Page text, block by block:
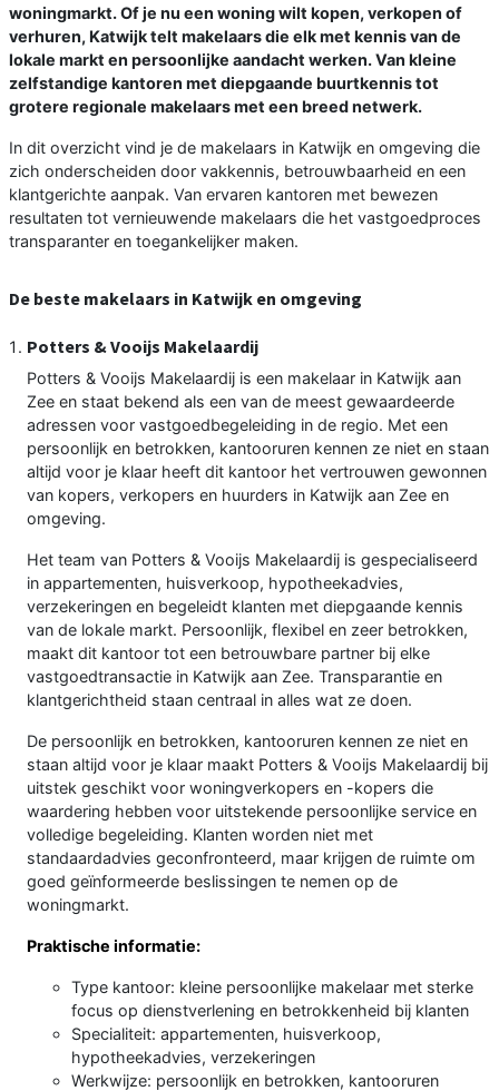
woningmarkt. Of je nu een woning wilt kopen, verkopen of
verhuren, Katwijk telt makelaars die elk met kennis van de
lokale markt en persoonlijke aandacht werken. Van kleine
zelfstandige kantoren met diepgaande buurtkennis tot
grotere regionale makelaars met een breed netwerk.
In dit overzicht vind je de makelaars in Katwijk en omgeving die
zich onderscheiden door vakkennis, betrouwbaarheid en een
klantgerichte aanpak. Van ervaren kantoren met bewezen
resultaten tot vernieuwende makelaars die het vastgoedproces
transparanter en toegankelijker maken.
De beste makelaars in Katwijk en omgeving
Potters & Vooijs Makelaardij
Potters & Vooijs Makelaardij is een makelaar in Katwijk aan
Zee en staat bekend als een van de meest gewaardeerde
adressen voor vastgoedbegeleiding in de regio. Met een
persoonlijk en betrokken, kantooruren kennen ze niet en staan
altijd voor je klaar heeft dit kantoor het vertrouwen gewonnen
van kopers, verkopers en huurders in Katwijk aan Zee en
omgeving.
Het team van Potters & Vooijs Makelaardij is gespecialiseerd
in appartementen, huisverkoop, hypotheekadvies,
verzekeringen en begeleidt klanten met diepgaande kennis
van de lokale markt. Persoonlijk, flexibel en zeer betrokken,
maakt dit kantoor tot een betrouwbare partner bij elke
vastgoedtransactie in Katwijk aan Zee. Transparantie en
klantgerichtheid staan centraal in alles wat ze doen.
De persoonlijk en betrokken, kantooruren kennen ze niet en
staan altijd voor je klaar maakt Potters & Vooijs Makelaardij bij
uitstek geschikt voor woningverkopers en -kopers die
waardering hebben voor uitstekende persoonlijke service en
volledige begeleiding. Klanten worden niet met
standaardadvies geconfronteerd, maar krijgen de ruimte om
goed geïnformeerde beslissingen te nemen op de
woningmarkt.
Praktische informatie:
Type kantoor: kleine persoonlijke makelaar met sterke
focus op dienstverlening en betrokkenheid bij klanten
Specialiteit: appartementen, huisverkoop,
hypotheekadvies, verzekeringen
Werkwijze: persoonlijk en betrokken, kantooruren